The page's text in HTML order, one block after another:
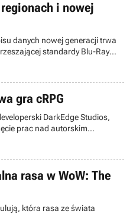
i nowej
danych nowej generacji trwa
standardy Blu-Ray
na rynku. Nie byłoby w tym
zwycięstwa nie przechyla
w świetle wielu informacji z
nie zmieniło.
gra cRPG
DarkEdge Studios,
prac nad autorskim
Project. Gra należeć będzie do
rasa w WoW: The
która rasa ze świata